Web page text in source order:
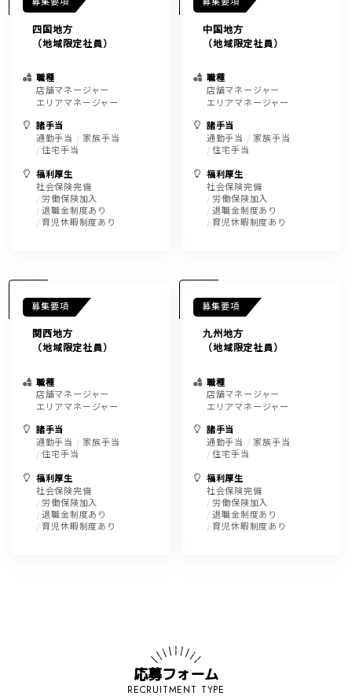
四国地方
（地域限定社員）
職種
店舗マネージャー
エリアマネージャー
諸手当
通勤手当
家族手当
住宅手当
福利厚生
社会保険完備
労働保険加入
退職金制度あり
育児休暇制度あり
中国地方
（地域限定社員）
職種
店舗マネージャー
エリアマネージャー
諸手当
通勤手当
家族手当
住宅手当
福利厚生
社会保険完備
労働保険加入
退職金制度あり
育児休暇制度あり
募集要項
関西地方
（地域限定社員）
職種
店舗マネージャー
エリアマネージャー
諸手当
通勤手当
家族手当
住宅手当
福利厚生
社会保険完備
労働保険加入
退職金制度あり
育児休暇制度あり
募集要項
九州地方
（地域限定社員）
職種
店舗マネージャー
エリアマネージャー
諸手当
通勤手当
家族手当
住宅手当
福利厚生
社会保険完備
労働保険加入
退職金制度あり
育児休暇制度あり
応募フォーム
RECRUITMENT TYPE